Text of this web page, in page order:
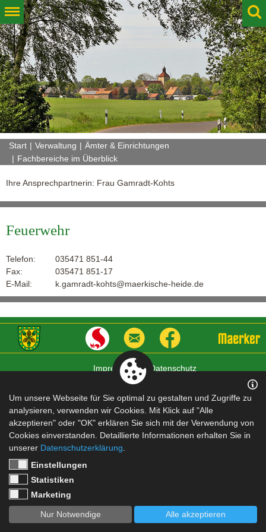
Start Verwaltung
Ämter & Einrichtungen
Fachbereiche im Überblick
Ihre Ansprechpartnerin: Frau Gamradt-Kohts
Feuerwehr
Telefon:
035471 851-44
Fax:
035471 851-17
E-Mail:
k.gamradt-kohts@maerkische-heide.de
Impressum | Datenschutz
Um unsere Webseite für Sie optimal zu gestalten und Zugriffe zu
analysieren, verwenden wir Cookies. Mit Klick auf "Alle
akzeptieren" oder "OK" erklären Sie sich mit der Verwendung von
Cookies einverstanden. Detaillierte Informationen erhalten Sie in
unserer Datenschutzerklärung
Einstellungen
Statistiken
Marketing
Nur Notwendige Alle akzeptieren